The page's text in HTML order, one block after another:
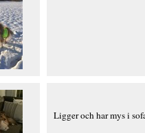
Ligger och har mys i